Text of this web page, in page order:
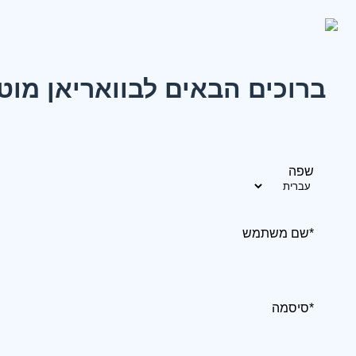
ברוכים הבאים לבוואריאן
שפה
*שם משתמש
*סיסמה